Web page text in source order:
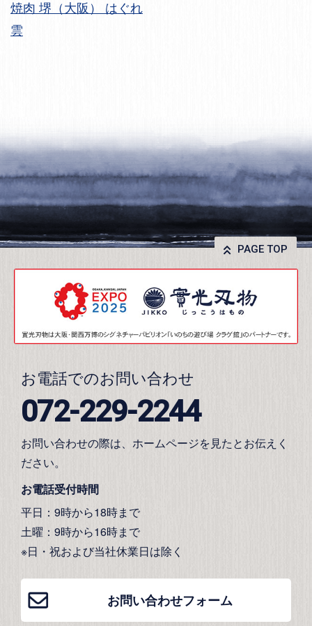
焼肉 堺（大阪） はぐれ
雲
PAGE TOP
お電話でのお問い合わせ
072-229-2244
お問い合わせの際は、ホームページを見たとお伝えく
ださい。
お電話受付時間
平日：9時から18時まで
土曜：9時から16時まで
※日・祝および当社休業日は除く
お問い合わせフォーム